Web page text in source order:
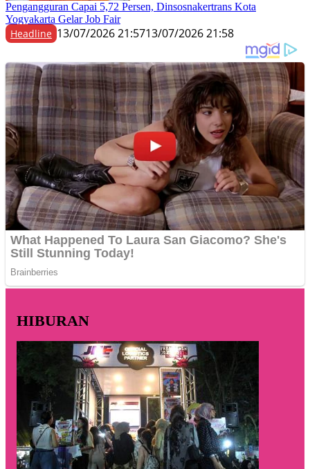
Pengangguran Capai 5,72 Persen, Dinsosnakertrans Kota
Yogyakarta Gelar Job Fair
Headline 13/07/2026 21:5713/07/2026 21:58
HIBURAN